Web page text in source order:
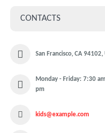
CONTACTS
San Francisco, CA 94102,
Monday - Friday: 7:30
pm
kids@example.com